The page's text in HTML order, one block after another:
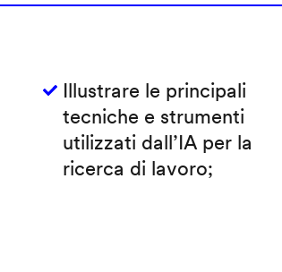
Illustrare le principali
tecniche e strumenti
utilizzati dall’IA per la
ricerca di lavoro;